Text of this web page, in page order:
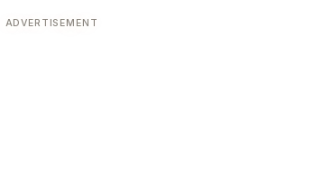
ADVERTISEMENT